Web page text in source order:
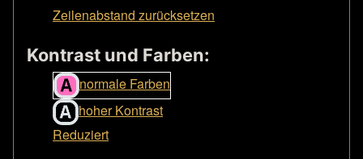
Zeilenabstand zurücksetzen
Kontrast und Farben:
normale Farben
hoher Kontrast
Reduziert